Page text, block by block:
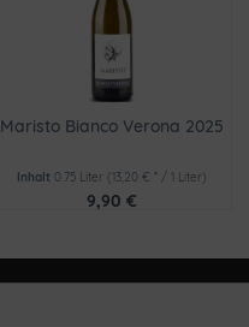
Maristo Bianco Verona 2025
Inhalt 0.75 Liter (13,20 € * / 1 Liter)
9,90 €